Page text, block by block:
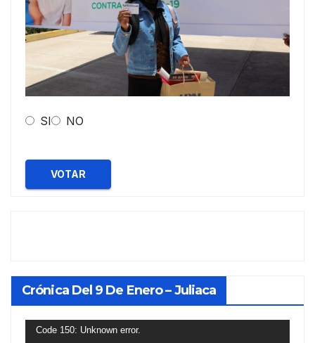
SI NO
VOTAR
Crónica Del 9 De Enero – Juliaca
Reproductor
Code 150: Unknown error.